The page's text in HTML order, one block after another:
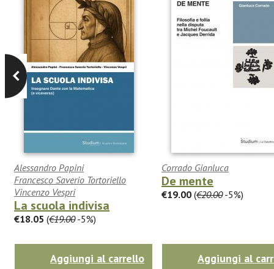
Alessandro Papini
Francesco Saverio Tortoriello
Vincenzo Vespri
La scuola indivisa
€18.05 (€19.00-5%)
Aggiungi al carrello
Corrado Gianluca
De mente
€19.00 (€20.00-5%)
Aggiungi al